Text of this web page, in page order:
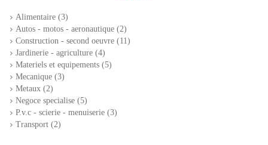
Alimentaire (3)
Autos - motos - aeronautique (2)
Construction - second oeuvre (11)
Jardinerie - agriculture (4)
Materiels et equipements (5)
Mecanique (3)
Metaux (2)
Negoce specialise (5)
P.v.c - scierie - menuiserie (3)
Transport (2)